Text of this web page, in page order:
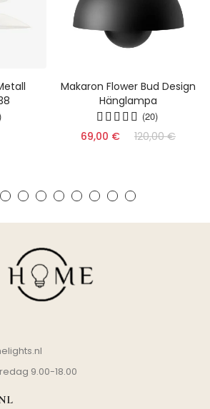
Makaron Flower Bud Design
Hänglampa
(20)
69,00 € 120,00 €
9.00-18.00